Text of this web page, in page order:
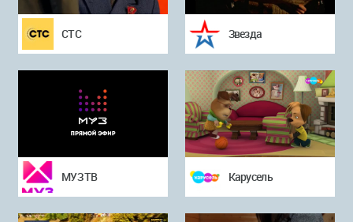
СТС Звезда
МУЗ ТВ Карусель